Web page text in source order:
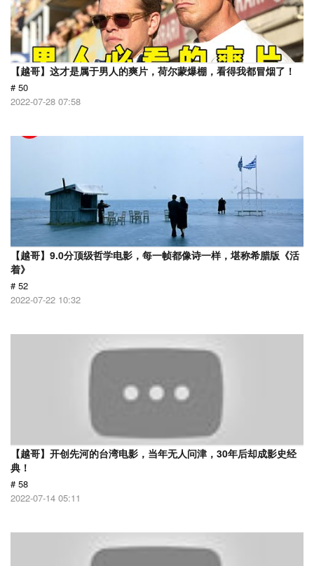
【越哥】这才是属于男人的爽片，荷尔蒙爆棚，看得我都冒烟了！
# 50
2022-07-28 07:58
【越哥】9.0分顶级哲学电影，每一帧都像诗一样，堪称希腊版《活
着》
# 52
2022-07-22 10:32
【越哥】开创先河的台湾电影，当年无人问津，30年后却成影史经
典！
# 58
2022-07-14 05:11